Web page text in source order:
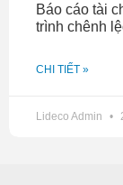
Báo cáo tài
trình chênh
CHI TIẾT »
Lideco Admin